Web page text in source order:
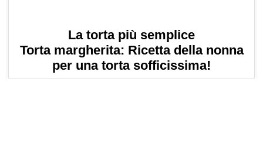
La torta più semplice
Torta margherita: Ricetta della nonna
per una torta sofficissima!